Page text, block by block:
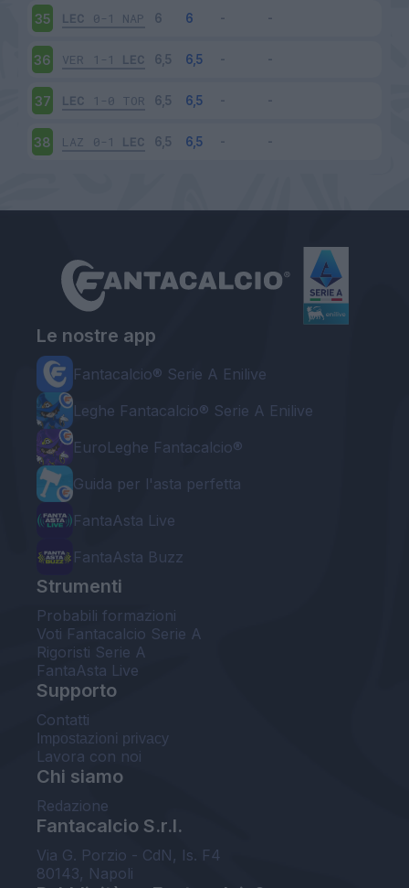
35 LEC 0-1 NAP
36 VER 1-1 LEC
37 LEC 1-0 TOR
38 LAZ 0-1 LEC
Le nostre app
Fantacalcio® Serie A Enilive
Leghe Fantacalcio® Serie A Enilive
EuroLeghe Fantacalcio®
Guida per l'asta perfetta
FantaAsta Live
FantaAsta Buzz
Strumenti
Probabili formazioni
Voti Fantacalcio Serie A
Rigoristi Serie A
FantaAsta Live
Supporto
Contatti
Impostazioni privacy
Lavora con noi
Chi siamo
Redazione
Fantacalcio S.r.l.
Via G. Porzio - CdN, Is. F4
80143, Napoli